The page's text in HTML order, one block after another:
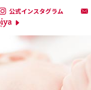
公式インスタグラム